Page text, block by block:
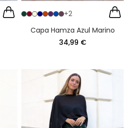
+2
Capa Hamza Azul Marino
34,99 €